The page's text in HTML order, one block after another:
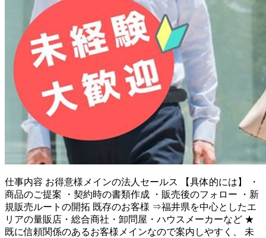
仕事内容 お得意様メインの法人セールス 【具体的には】 ・
商品のご提案 ・契約時の書類作成 ・販売後のフォロー ・新
規販売ルートの開拓 既存のお客様 ⇒福井県を中心としたエ
リアの量販店・総合商社・卸問屋・ハウスメーカーなど ★
既に信頼関係のあるお客様メインなので案内しやすく、 未